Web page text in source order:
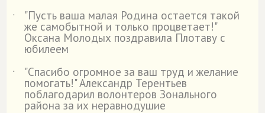
˙
"Пусть ваша малая Родина остается такой
же самобытной и только процветает!"
Оксана Молодых поздравила Плотаву с
юбилеем
˙
"Спасибо огромное за ваш труд и желание
помогать!" Александр Терентьев
поблагодарил волонтеров Зонального
района за их неравнодушие